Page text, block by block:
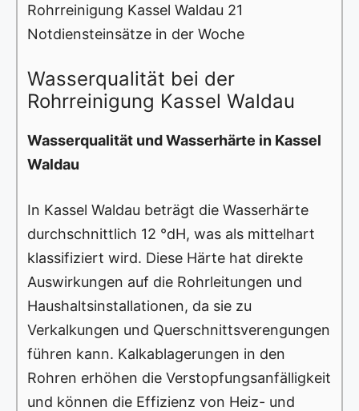
Rohrreinigung Kassel Waldau 21
Notdiensteinsätze in der Woche
Wasserqualität bei der
Rohrreinigung Kassel Waldau
Wasserqualität und Wasserhärte in Kassel
Waldau
In Kassel Waldau beträgt die Wasserhärte
durchschnittlich 12 °dH, was als mittelhart
klassifiziert wird. Diese Härte hat direkte
Auswirkungen auf die Rohrleitungen und
Haushaltsinstallationen, da sie zu
Verkalkungen und Querschnittsverengungen
führen kann. Kalkablagerungen in den
Rohren erhöhen die Verstopfungsanfälligkeit
und können die Effizienz von Heiz- und